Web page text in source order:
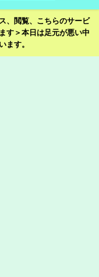
、閲覧、こちらのサービ
す＞本日は足元が悪い中
ます。